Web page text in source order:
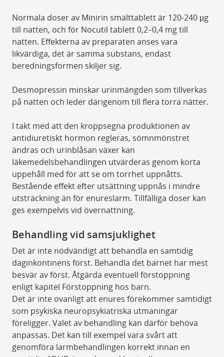
Normala doser av Minirin smälttablett är 120-240 µg
till natten, och för Nocutil tablett 0,2–0,4 mg till
natten. Effekterna av preparaten anses vara
likvärdiga, det är samma substans, endast
beredningsformen skiljer sig.
Desmopressin minskar urinmängden som tillverkas
på natten och leder därigenom till flera torra nätter.
I takt med att den kroppsegna produktionen av
antidiuretiskt hormon regleras, sömnmönstret
ändras och urinblåsan växer kan
läkemedelsbehandlingen utvärderas genom korta
uppehåll med för att se om torrhet uppnåtts.
Bestående effekt efter utsättning uppnås i mindre
utsträckning än för enureslarm. Tillfälliga doser kan
ges exempelvis vid övernattning.
Behandling vid samsjuklighet
Det är inte nödvändigt att behandla en samtidig
daginkontinens först. Behandla det barnet har mest
besvär av först. Åtgärda eventuell förstoppning
enligt kapitel Förstoppning hos barn.
Det är inte ovanligt att enures förekommer samtidigt
som psykiska neuropsykiatriska utmaningar
föreligger. Valet av behandling kan därför behöva
anpassas. Det kan till exempel vara svårt att
genomföra larmbehandlingen korrekt innan en